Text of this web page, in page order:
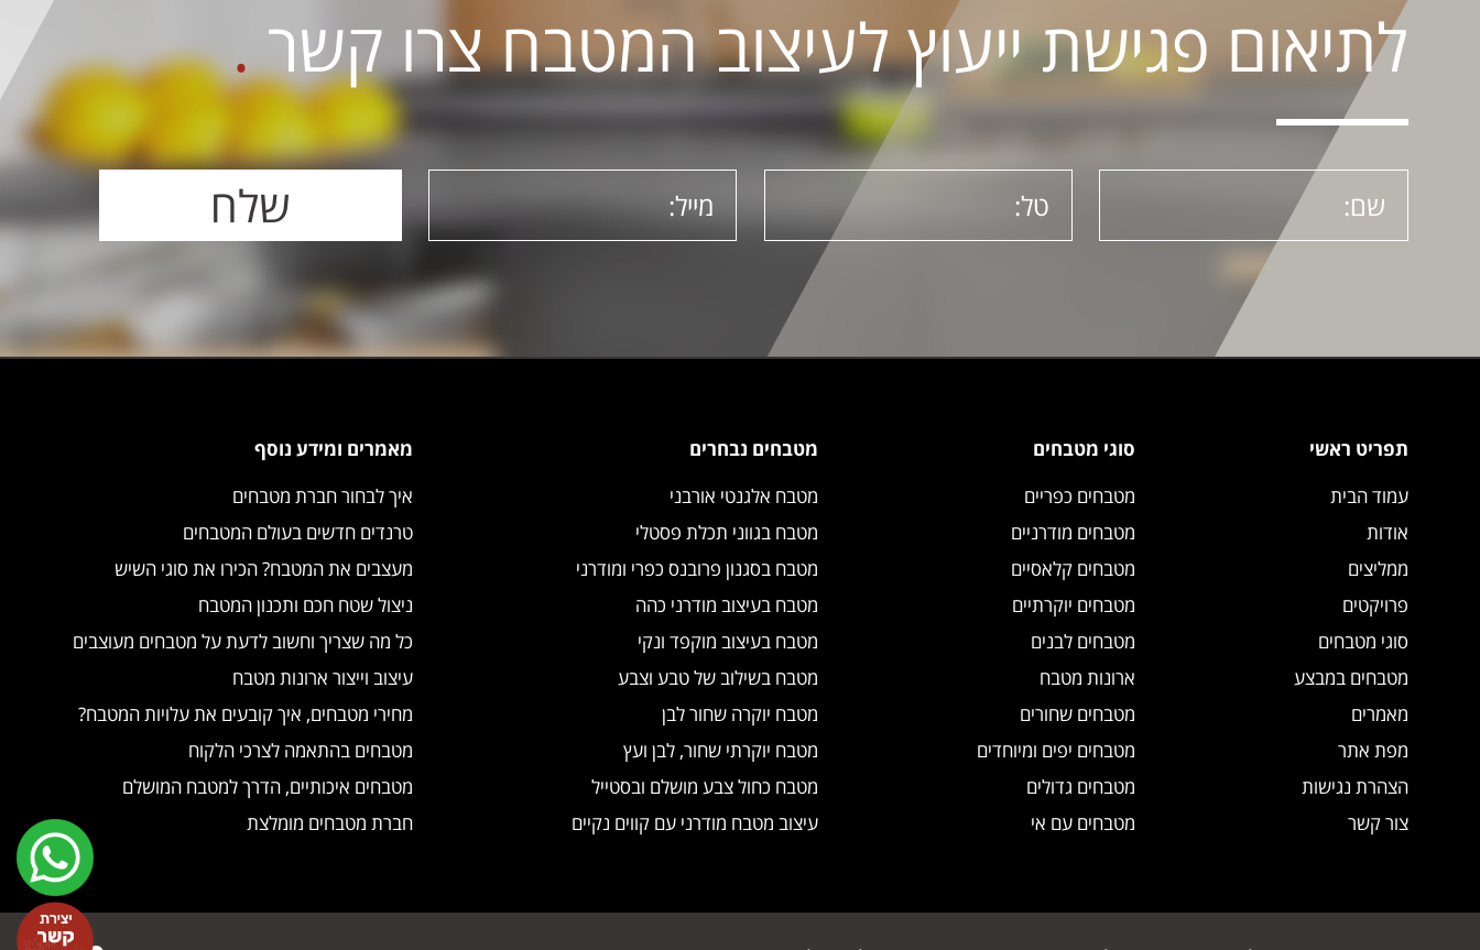
לתיאום פגישת ייעוץ לעיצוב המטבח צרו קשר.
תפריט ראשי
עמוד הבית
אודות
ממליצים
פרויקטים
סוגי מטבחים
מטבחים במבצע
מאמרים
מפת אתר
הצהרת נגישות
צור קשר
סוגי מטבחים
מטבחים כפריים
מטבחים מודרניים
מטבחים קלאסיים
מטבחים יוקרתיים
מטבחים לבנים
ארונות מטבח
מטבחים שחורים
מטבחים יפים ומיוחדים
מטבחים גדולים
מטבחים עם אי
מטבחים נבחרים
מטבח אלגנטי אורבני
מטבח בגווני תכלת פסטלי
מטבח בסגנון פרובנס כפרי ומודרני
מטבח בעיצוב מודרני כהה
מטבח בעיצוב מוקפד ונקי
מטבח בשילוב של טבע וצבע
מטבח יוקרה שחור לבן
מטבח יוקרתי שחור, לבן ועץ
מטבח כחול צבע מושלם ובסטייל
עיצוב מטבח מודרני עם קווים נקיים
מאמרים ומידע נוסף
איך לבחור חברת מטבחים
טרנדים חדשים בעולם המטבחים
מעצבים את המטבח? הכירו את סוגי השיש
ניצול שטח חכם ותכנון המטבח
כל מה שצריך וחשוב לדעת על מטבחים מעוצבים
עיצוב וייצור ארונות מטבח
מחירי מטבחים, איך קובעים את עלויות המטבח?
מטבחים בהתאמה לצרכי הלקוח
מטבחים איכותיים, הדרך למטבח המושלם
חברת מטבחים מומלצת